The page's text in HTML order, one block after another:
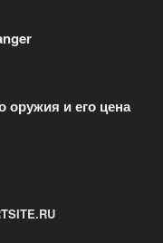
оружия и его цена